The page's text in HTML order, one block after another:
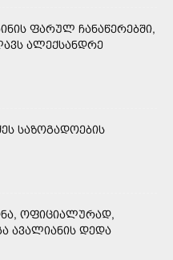
ᲤᲐᲠᲣᲚ ᲩᲐᲜᲐᲬᲔᲠᲔᲑᲨᲘ,
ᲐᲚᲔᲥᲡᲐᲜᲓᲠᲔ
ᲡᲐᲖᲝᲒᲐᲓᲝᲔᲑᲘᲡ
ᲝᲤᲘᲪᲘᲐᲚᲣᲠᲐᲓ,
ᲐᲕᲐᲚᲘᲐᲜᲘᲡ ᲓᲔᲓᲐ